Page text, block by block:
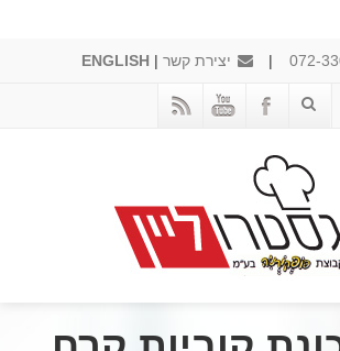
| יצירת קשר |
ENGLISH